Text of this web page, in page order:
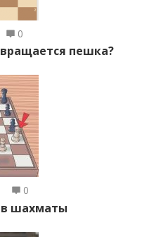
0
пешка?
0
шахматы